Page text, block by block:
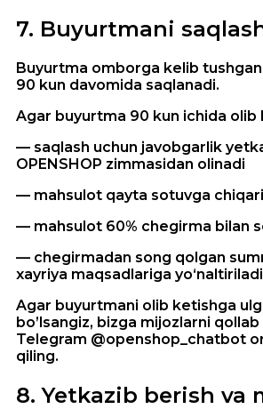
7. Buyurtmani
Buyurtma omborga kelib
90 kun davomida saqlanadi.
Agar buyurtma 90 kun ichida olib
— saqlash uchun javobgarlik
OPENSHOP zimmasidan olinadi
— mahsulot qayta sotuvga
— mahsulot 60% chegirma bilan
— chegirmadan song qolgan
xayriya maqsadlariga yo‘naltiriladi
Agar buyurtmani olib ketishga
bo’lsangiz, bizga mijozlarni
Telegram @openshop_chatbot
qiling.
8.Yetkazib berish va